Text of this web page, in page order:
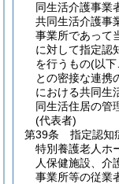
同生活介護事業
共同生活介護事
事業所であって
に対して指定認
を行うもの(以下
との密接な連携
における共同生
同生活住居の管
(代表者)
第39条
指定認知
特別養護老人ホ
人保健施設、介
事業所等の従業